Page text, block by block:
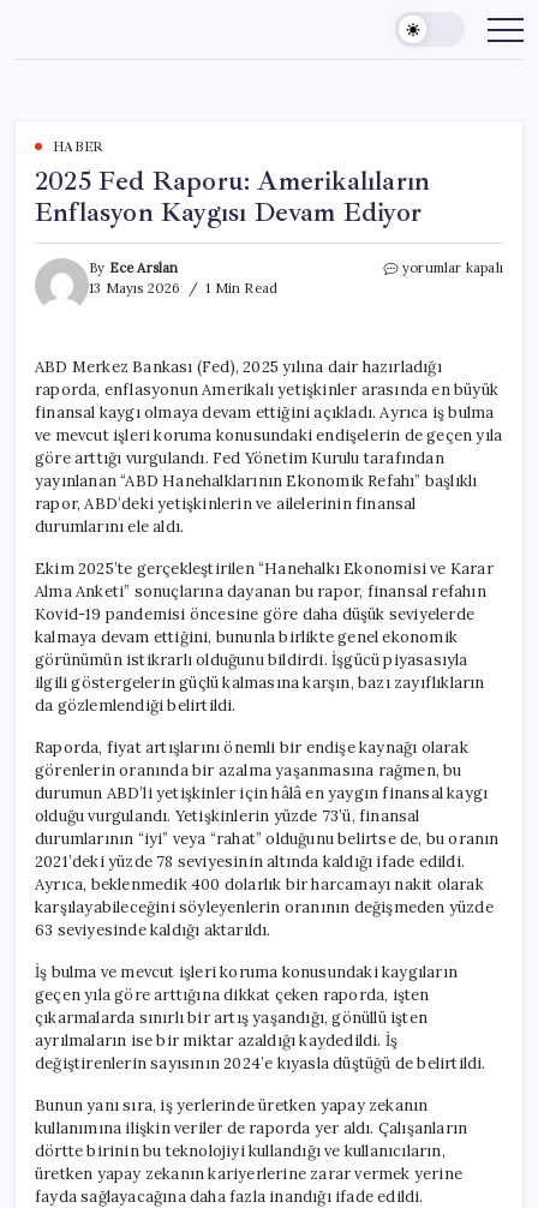
content
HABER
2025 Fed Raporu: Amerikalıların
Enflasyon Kaygısı Devam Ediyor
By Ece Arslan
13 Mayıs 2026
1 Min Read
2025
Kaygısı
Devam
Ediyor
için
yorumlar kapalı
ABD Merkez Bankası (Fed), 2025 yılına dair hazırladığı
raporda, enflasyonun Amerikalı yetişkinler arasında en büyük
finansal kaygı olmaya devam ettiğini açıkladı. Ayrıca iş bulma
ve mevcut işleri koruma konusundaki endişelerin de geçen yıla
göre arttığı vurgulandı. Fed Yönetim Kurulu tarafından
yayınlanan “ABD Hanehalklarının Ekonomik Refahı” başlıklı
rapor, ABD’deki yetişkinlerin ve ailelerinin finansal
durumlarını ele aldı.
Ekim 2025’te gerçekleştirilen “Hanehalkı Ekonomisi ve Karar
Alma Anketi” sonuçlarına dayanan bu rapor, finansal refahın
Kovid-19 pandemisi öncesine göre daha düşük seviyelerde
kalmaya devam ettiğini, bununla birlikte genel ekonomik
görünümün istikrarlı olduğunu bildirdi. İşgücü piyasasıyla
ilgili göstergelerin güçlü kalmasına karşın, bazı zayıflıkların
da gözlemlendiği belirtildi.
Raporda, fiyat artışlarını önemli bir endişe kaynağı olarak
görenlerin oranında bir azalma yaşanmasına rağmen, bu
durumun ABD’li yetişkinler için hâlâ en yaygın finansal kaygı
olduğu vurgulandı. Yetişkinlerin yüzde 73’ü, finansal
durumlarının “iyi” veya “rahat” olduğunu belirtse de, bu oranın
2021’deki yüzde 78 seviyesinin altında kaldığı ifade edildi.
Ayrıca, beklenmedik 400 dolarlık bir harcamayı nakit olarak
karşılayabileceğini söyleyenlerin oranının değişmeden yüzde
63 seviyesinde kaldığı aktarıldı.
İş bulma ve mevcut işleri koruma konusundaki kaygıların
geçen yıla göre arttığına dikkat çeken raporda, işten
çıkarmalarda sınırlı bir artış yaşandığı, gönüllü işten
ayrılmaların ise bir miktar azaldığı kaydedildi. İş
değiştirenlerin sayısının 2024’e kıyasla düştüğü de belirtildi.
Bunun yanı sıra, iş yerlerinde üretken yapay zekanın
kullanımına ilişkin veriler de raporda yer aldı. Çalışanların
dörtte birinin bu teknolojiyi kullandığı ve kullanıcıların,
üretken yapay zekanın kariyerlerine zarar vermek yerine
fayda sağlayacağına daha fazla inandığı ifade edildi.